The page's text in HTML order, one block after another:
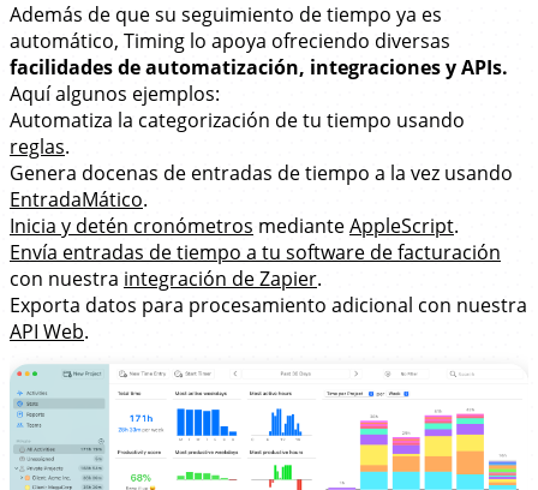
Además de que su seguimiento de tiempo ya es
automático, Timing lo apoya ofreciendo diversas
facilidades de automatización, integraciones y APIs.
Aquí algunos ejemplos:
Automatiza la categorización de tu tiempo usando
reglas.
Genera docenas de entradas de tiempo a la vez usando
EntradaMático.
Inicia y detén cronómetros medianteAppleScript.
Envía entradas de tiempo a tu software de facturación
con nuestra integración de Zapier.
Exporta datos para procesamiento adicional con nuestra
API Web.